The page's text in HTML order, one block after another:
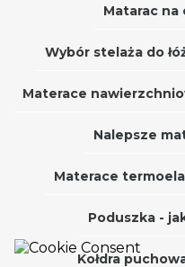
Matarac na
Wybór stelaża do
Materace
Nalepsze
Materace
Poduszka -
Kołdra